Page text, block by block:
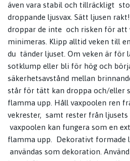
även vara stabil och tillräckligt
droppande ljusvax. Sätt ljusen
droppar de inte och risken för att
minimeras. Klipp alltid veken till
du tänder ljuset. Om veken är för
sotklump eller bli för hög och
säkerhetsavstånd mellan
står för tätt kan droppa och/eller
flamma upp. Håll vaxpoolen ren
vekrester, samt rester från ljusets
vaxpoolen kan fungera som en
flamma upp. Dekorativt formade
användas som dekoration.